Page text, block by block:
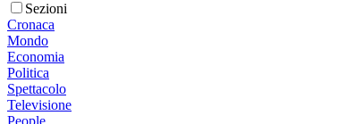
Sezioni
Cronaca
Mondo
Economia
Politica
Spettacolo
Televisione